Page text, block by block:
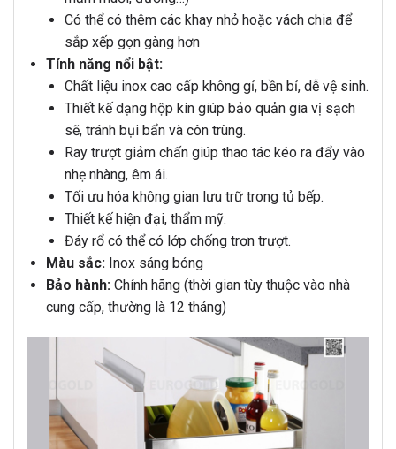
Có thể có thêm các khay nhỏ hoặc vách chia để
sắp xếp gọn gàng hơn
Tính năng nổi bật:
Chất liệu inox cao cấp không gỉ, bền bỉ, dễ vệ sinh.
Thiết kế dạng hộp kín giúp bảo quản gia vị sạch
sẽ, tránh bụi bẩn và côn trùng.
Ray trượt giảm chấn giúp thao tác kéo ra đẩy vào
nhẹ nhàng, êm ái.
Tối ưu hóa không gian lưu trữ trong tủ bếp.
Thiết kế hiện đại, thẩm mỹ.
Đáy rổ có thể có lớp chống trơn trượt.
Màu sắc:Inox sáng bóng
Bảo hành:Chính hãng (thời gian tùy thuộc vào nhà
cung cấp, thường là 12 tháng)